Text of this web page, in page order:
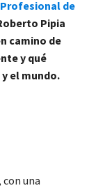
de
Pipia
camino de
y qué
el mundo.
con una